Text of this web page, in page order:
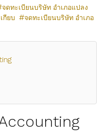
จดทะเบียนบริษัท อำเภอแปลง
กียบ
จดทะเบียนบริษัท อำเภอ